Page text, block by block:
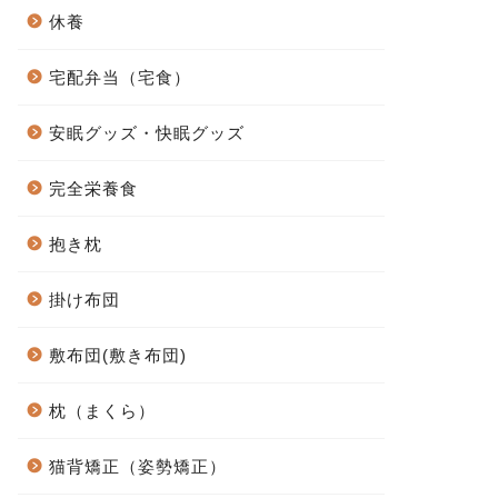
休養
宅配弁当（宅食）
安眠グッズ・快眠グッズ
完全栄養食
抱き枕
掛け布団
敷布団(敷き布団)
枕（まくら）
猫背矯正（姿勢矯正）